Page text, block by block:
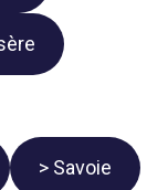
> Savoie